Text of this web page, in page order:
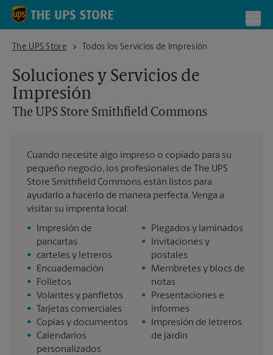
Skip to content
Return to Nav
The UPS Store
The UPS Store Smithfield Commons
Todos los Servicios de Impresión
Soluciones y Servicios de
Impresión
The UPS Store Smithfield Commons
Cuando necesite algo impreso o copiado para su
pequeño negocio, los profesionales de The UPS
Store Smithfield Commons están listos para
ayudarlo a hacerlo de manera perfecta. Venga a
visitar su imprenta local:
•
Impresión de
pancartas
•
carteles y letreros
•
Encuadernación
•
Folletos
•
Volantes y panfletos
•
Tarjetas comerciales
• Copias y documentos
• Calendarios
personalizados
•
Plegados y laminados
•
Invitaciones y
postales
•
Membretes y blocs de
notas
•
Presentaciones e
informes
•
Impresión de letreros
de jardín